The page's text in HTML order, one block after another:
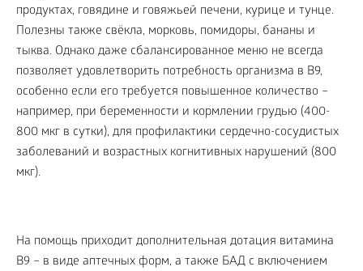
продуктах, говядине и говяжьей печени, курице и тунце.
Полезны также свёкла, морковь, помидоры, бананы и
тыква. Однако даже сбалансированное меню не всегда
позволяет удовлетворить потребность организма в B9,
особенно если его требуется повышенное количество –
например, при беременности и кормлении грудью (400-
800 мкг в сутки), для профилактики сердечно-сосудистых
заболеваний и возрастных когнитивных нарушений (800
мкг).
На помощь приходит дополнительная дотация витамина
В9 – в виде аптечных форм, а также БАД с включением